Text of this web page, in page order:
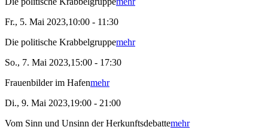
Fr., 5. Mai 2023,10:00 - 11:30
Die politische Krabbelgruppemehr
So., 7. Mai 2023,15:00 - 17:30
Frauenbilder im Hafenmehr
Di., 9. Mai 2023,19:00 - 21:00
Vom Sinn und Unsinn der Herkunftsdebattemehr